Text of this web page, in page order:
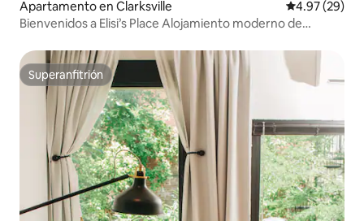
Apartamento en Clarksville Calificación
4.97 (29)
Bienvenidos a Elisi’s Place Alojamiento moderno de
Superanfitrión
Superanfitrión